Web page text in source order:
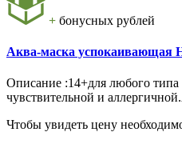
+ бонусных рублей
Аква-маска успокаивающая
Описание :14+для любого типа
чувствительной и
Чтобы увидеть цену